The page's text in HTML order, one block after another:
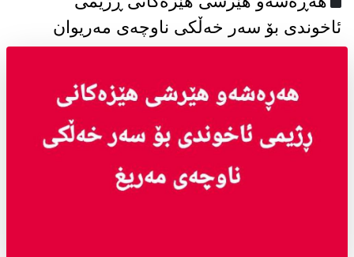
ئاخوندی بۆ سەر خەڵکی ناوچەی مەریوان